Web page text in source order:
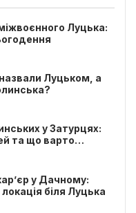
міжвоєнного Луцька:
Луцьком, а
у Затурцях:
та що варто
у Дачному:
біля Луцька